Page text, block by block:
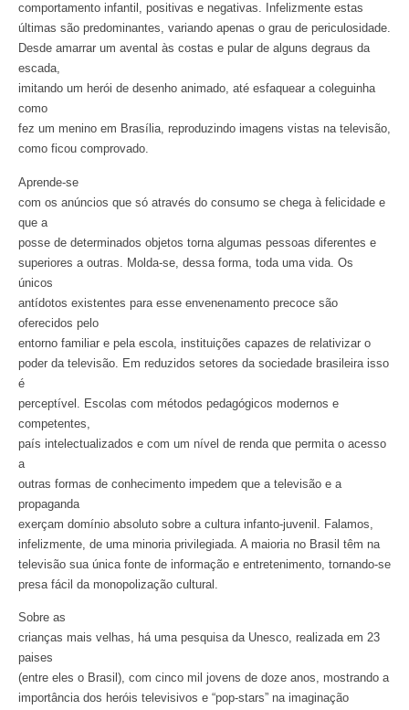
comportamento infantil, positivas e negativas. Infelizmente estas
últimas são predominantes, variando apenas o grau de periculosidade.
Desde amarrar um avental às costas e pular de alguns degraus da
escada,
imitando um herói de desenho animado, até esfaquear a coleguinha
como
fez um menino em Brasília, reproduzindo imagens vistas na televisão,
como ficou comprovado.
Aprende-se
com os anúncios que só através do consumo se chega à felicidade e
que a
posse de determinados objetos torna algumas pessoas diferentes e
superiores a outras. Molda-se, dessa forma, toda uma vida. Os
únicos
antídotos existentes para esse envenenamento precoce são
oferecidos pelo
entorno familiar e pela escola, instituições capazes de relativizar o
poder da televisão. Em reduzidos setores da sociedade brasileira isso
é
perceptível. Escolas com métodos pedagógicos modernos e
competentes,
país intelectualizados e com um nível de renda que permita o acesso
a
outras formas de conhecimento impedem que a televisão e a
propaganda
exerçam domínio absoluto sobre a cultura infanto-juvenil. Falamos,
infelizmente, de uma minoria privilegiada. A maioria no Brasil têm na
televisão sua única fonte de informação e entretenimento, tornando-se
presa fácil da monopolização cultural.
Sobre as
crianças mais velhas, há uma pesquisa da Unesco, realizada em 23
paises
(entre eles o Brasil), com cinco mil jovens de doze anos, mostrando a
importância dos heróis televisivos e “pop-stars” na imaginação